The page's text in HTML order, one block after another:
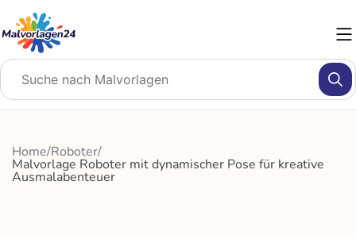
Inhalt
springen
Home/Roboter/
Malvorlage Roboter mit dynamischer Pose für kreative
Ausmalabenteuer